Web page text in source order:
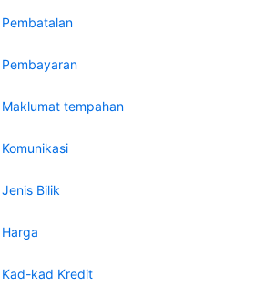
Pembatalan
Pembayaran
Maklumat tempahan
Komunikasi
Jenis Bilik
Harga
Kad-kad Kredit